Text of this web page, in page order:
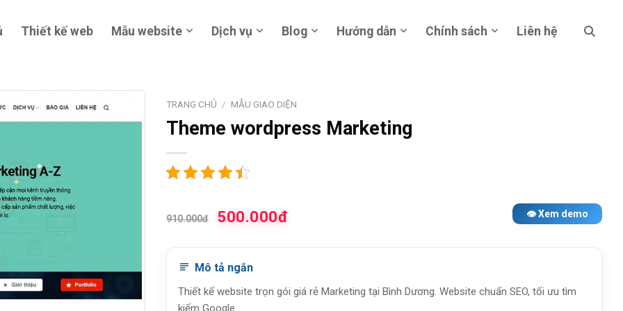
Thiết kế web Mẫu website Dịch vụ Blog Hướng dẫn Chính sách Liên hệ
TRANG CHỦ / MẪU GIAO DIỆN
Theme wordpress Marketing
910.000đ 500.000đ 👁 Xem demo
Mô tả ngắn
Thiết kế website trọn gói giá rẻ Marketing tại Bình Dương. Website chuẩn SEO, tối ưu tìm
kiếm Google.